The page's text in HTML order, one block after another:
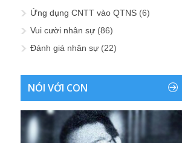
Ứng dụng CNTT vào QTNS (6)
Vui cười nhân sự (86)
Đánh giá nhân sự (22)
NÓI VỚI CON